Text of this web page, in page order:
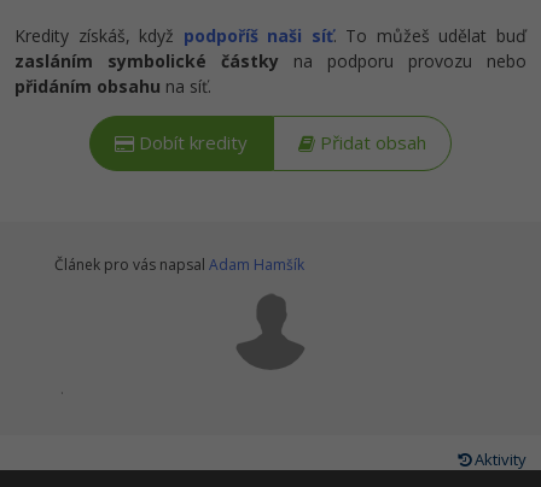
Kredity získáš, když podpoříš naši síť. To můžeš udělat buď
zasláním symbolické částky na podporu provozu nebo
přidáním obsahu na síť.
Dobít kredity Přidat obsah
Článek pro vás napsal Adam Hamšík
.
Aktivity